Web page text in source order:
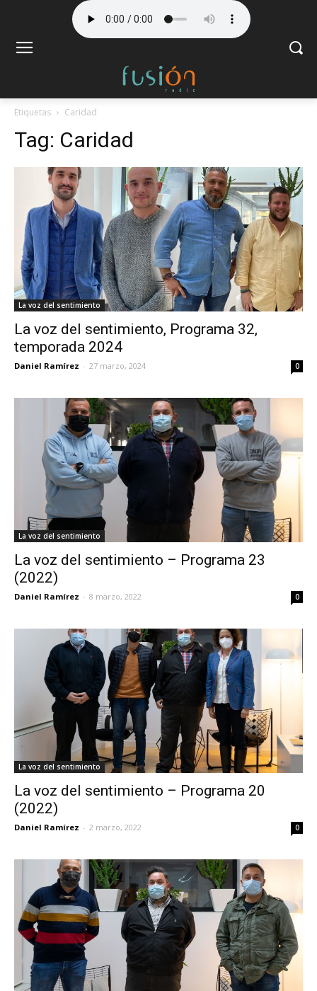
Etiquetas Caridad
Tag: Caridad
La voz del sentimiento
La voz del sentimiento, Programa 32,
temporada 2024
Daniel Ramírez - 27 marzo, 2024 0
La voz del sentimiento
La voz del sentimiento – Programa 23
(2022)
Daniel Ramírez - 8 marzo, 2022 0
La voz del sentimiento
La voz del sentimiento – Programa 20
(2022)
Daniel Ramírez - 2 marzo, 2022 0